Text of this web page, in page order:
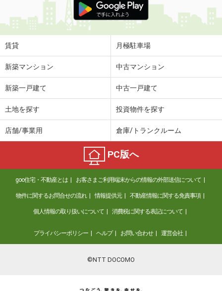
賃貸 月極駐車場
新築マンション 中古マンション
新築一戸建て 中古一戸建て
土地を探す 投資物件を探す
店舗/事業用 倉庫/トランクルーム
PC版へ
goo住宅・不動産とは お客さまご利用端末からの情報の外部送信について
物件に関するお問合せの流れ 情報提供元 不動産情報に関する免責事項
個人情報の取り扱いについて 消費税に関する表記について
プライバシーポリシー ヘルプ お問い合わせ 運営会社
©NTT DOCOMO